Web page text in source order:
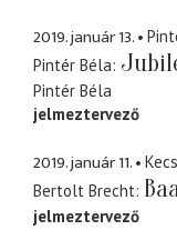
2019. január 13.
Pintér Béla
Pintér Béla
jelmeztervező
2019. január 11.
Bertolt Brecht
jelmeztervező